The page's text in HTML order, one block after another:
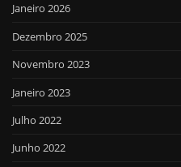
Janeiro 2026
Dezembro 2025
Novembro 2023
Janeiro 2023
Julho 2022
Junho 2022